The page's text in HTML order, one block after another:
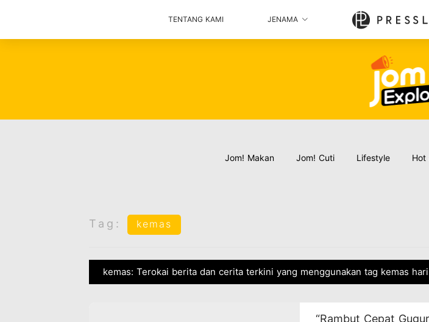
TENTANG KAMI JENAMA
Jom! Makan Jom! Cuti Lifestyle Hot
Tag: kemas
kemas: Terokai berita dan cerita terkini yang menggunakan tag kemas
“Rambut Cepat